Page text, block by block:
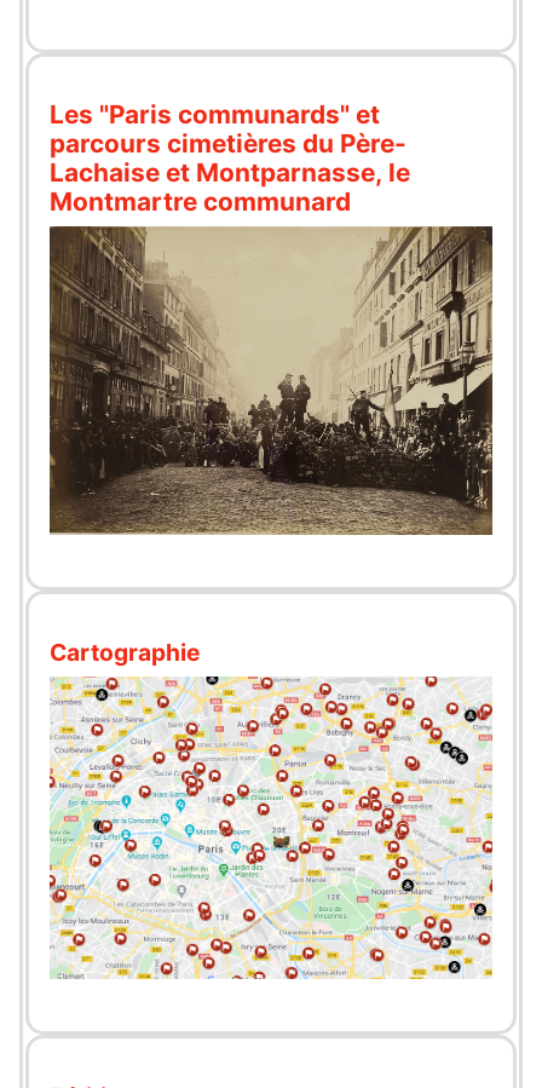
Les "Paris communards" et
parcours cimetières du Père-
Lachaise et Montparnasse, le
Montmartre communard
Cartographie